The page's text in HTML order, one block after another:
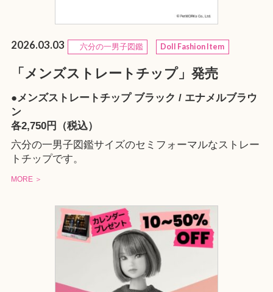
2026.03.03 六分の一男子図鑑 Doll Fashion Item
「メンズストレートチップ」発売
●メンズストレートチップ ブラック / エナメルブラウ
ン
各2,750円（税込）
六分の一男子図鑑サイズのセミフォーマルなストレー
トチップです。
MORE ＞